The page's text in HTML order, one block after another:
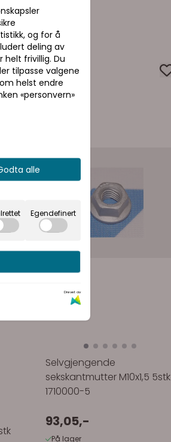
Selvgjengende
sekskantmutter M10x1,5 5stk
1710000-5
93,05,-
På lager
om du
og for å
deling av
frivillig. Du
tilpasse valgene
helst endre
«personvern»
alle
Egendefinert
Drevet av